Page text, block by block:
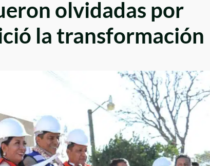
olvidadas por
la transformación